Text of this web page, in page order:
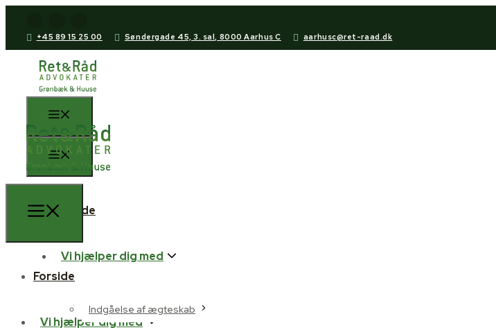
+45 89 15 25 00 Søndergade 45, 3. sal, 8000 Aarhus C aarhusc@ret-raad.dk
Forside
Vi hjælper dig med
Indgåelse af ægteskab
Forside
Vi hjælper dig med